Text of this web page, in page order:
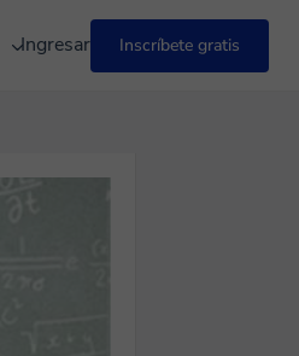
Ingresar Inscríbete gratis